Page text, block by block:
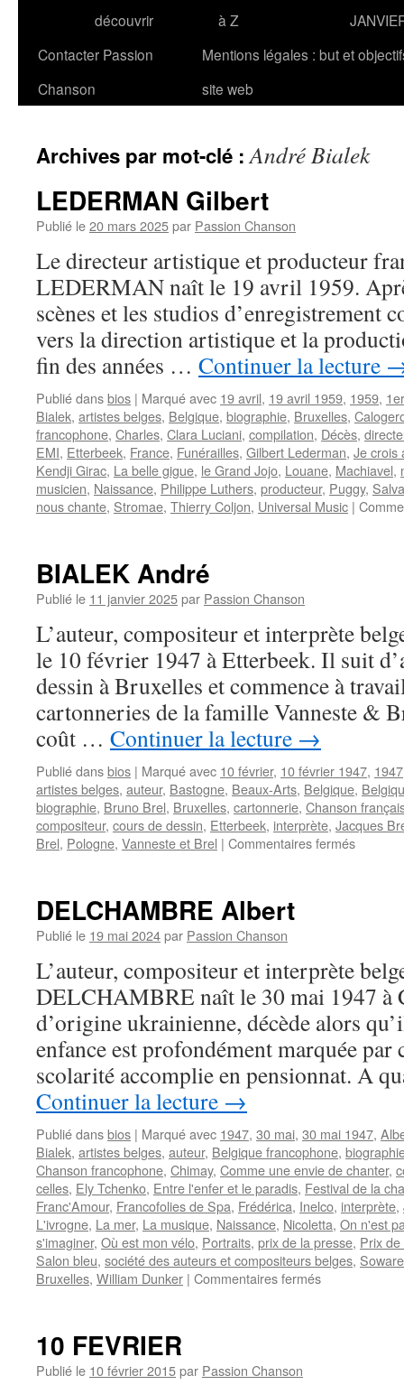
découvrir
à Z
Contacter Passion
Chanson
Mentions légales : but et
site web
Archives par mot-clé :André Bialek
LEDERMAN Gilbert
Publié le20 mars 2025par Passion Chanson
Le directeur artistique et producteur
LEDERMAN naît le 19 avril 1959.
scènes et les studios d’enregistrement
vers la direction artistique et la
fin des années … Continuer la lecture
Publié dansbios | Marqué avec 19 avril, 19 avril 1959, 1959,
Bialek, artistes belges, Belgique, biographie, Bruxelles,
francophone, Charles, Clara Luciani, compilation, Décès,
EMI, Etterbeek, France, Funérailles, Gilbert Lederman, Je crois
Kendji Girac, La belle gigue, le Grand Jojo, Louane, Machiavel,
musicien, Naissance, Philippe Luthers, producteur, Puggy,
nous chante, Stromae, Thierry Coljon, Universal Music |
BIALEK André
Publié le 11 janvier 2025par Passion Chanson
L’auteur, compositeur et interprète
le 10 février 1947 à Etterbeek. Il suit
dessin à Bruxelles et commence à
cartonneries de la famille Vanneste &
coût … Continuer la lecture →
Publié dansbios | Marqué avec 10 février, 10 février 1947, 1947
artistes belges, auteur, Bastogne, Beaux-Arts, Belgique,
biographie, Bruno Brel, Bruxelles, cartonnerie, Chanson
compositeur, cours de dessin, Etterbeek, interprète, Jacques
Brel, Pologne, Vanneste et Brel | Commentaires ferméssur
DELCHAMBRE Albert
Publié le 19 mai 2024par Passion Chanson
L’auteur, compositeur et interprète
DELCHAMBRE naît le 30 mai 1947 à
d’origine ukrainienne, décède alors
enfance est profondément marquée
scolarité accomplie en pensionnat. A
Continuer la lecture →
Publié dansbios | Marqué avec 1947, 30 mai, 30 mai 1947,
Bialek, artistes belges, auteur, Belgique francophone,
Chanson francophone, Chimay, Comme une envie de chanter,
celles, Ely Tchenko, Entre l'enfer et le paradis, Festival de la
Franc'Amour, Francofolies de Spa, Frédérica, Inelco, interprète,
L'ivrogne, La mer, La musique, Naissance, Nicoletta, On n'est
s'imaginer, Où est mon vélo, Portraits, prix de la presse, Prix
Salon bleu, société des auteurs et compositeurs belges,
Bruxelles, William Dunker | Commentaires ferméssur
10 FEVRIER
Publié le 10 février 2015par Passion Chanson